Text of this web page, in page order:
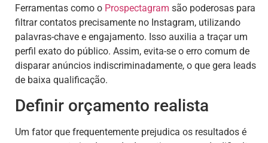
Ferramentas como o Prospectagram são poderosas para
filtrar contatos precisamente no Instagram, utilizando
palavras-chave e engajamento. Isso auxilia a traçar um
perfil exato do público. Assim, evita-se o erro comum de
disparar anúncios indiscriminadamente, o que gera leads
de baixa qualificação.
Definir orçamento realista
Um fator que frequentemente prejudica os resultados é